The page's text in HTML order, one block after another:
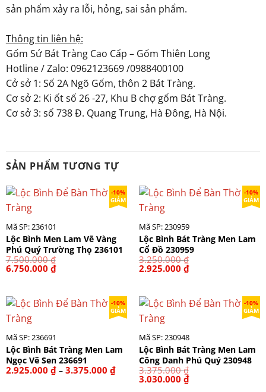
sản phẩm xảy ra lỗi, hỏng, sai sản phẩm.
Thông tin liên hệ:
Gốm Sứ Bát Tràng Cao Cấp – Gốm Thiên Long
Hotline / Zalo: 0962123669 /0988400100
Cở sở 1: Số 2A Ngõ Gốm, thôn 2 Bát Tràng.
Cơ sở 2: Ki ốt số 26 -27, Khu B chợ gốm Bát Tràng.
Cơ sở 3: số 738 Đ. Quang Trung, Hà Đông, Hà Nội.
SẢN PHẨM TƯƠNG TỰ
-10%
GIẢM
Mã SP: 236101
Lộc Bình Men Lam Vẽ Vàng
Phú Quý Trường Thọ 236101
7.500.000₫
Giá
gốc
6.750.000 ₫Giá
hiện
6.750.000 ₫.
-10%
GIẢM
Mã SP: 230959
Lộc Bình Bát Tràng Men Lam
Cổ Đồ 230959
3.250.000₫
Giá
gốc
2.925.000 ₫Giá
hiện
2.925.000 ₫.
-10%
GIẢM
Mã SP: 236691
Lộc Bình Bát Tràng Men Lam
Ngọc Vẽ Sen 236691
2.925.000 ₫ – 3.375.000 ₫Khoảng
giá:
-10%
GIẢM
Mã SP: 230948
Lộc Bình Bát Tràng Men Lam
Công Danh Phú Quý 230948
3.375.000₫
Giá
gốc
3.030.000 ₫Giá
hiện